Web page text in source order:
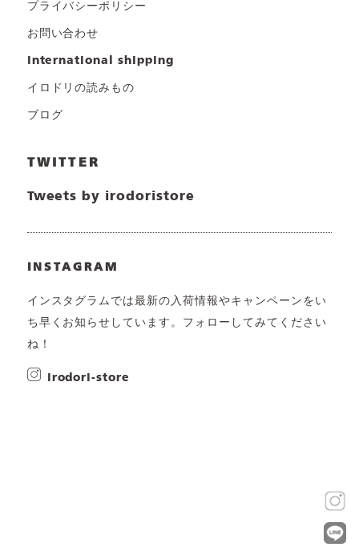
プライバシーポリシー
お問い合わせ
international shipping
イロドリの読みもの
ブログ
TWITTER
Tweets by irodoristore
INSTAGRAM
インスタグラムでは最新の入荷情報やキャンペーンをい
ち早くお知らせしています。フォローしてみてください
ね！
irodori-store